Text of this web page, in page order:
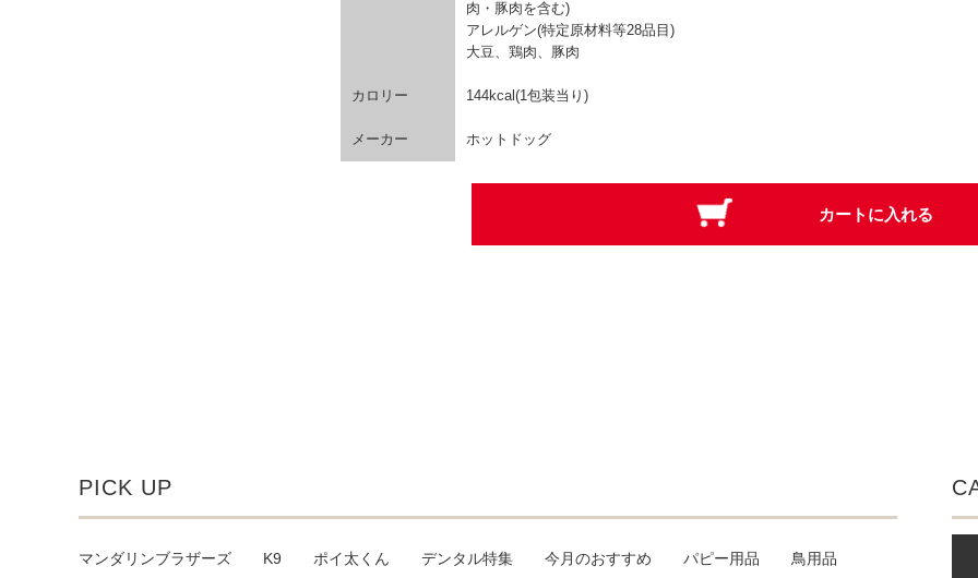
肉・豚肉を含む)
アレルゲン(特定原材料等28品目)
大豆、鶏肉、豚肉
カロリー 144kcal(1包装当り)
メーカー ホットドッグ
PICK UP
マンダリンブラザーズ K9 ポイ太くん デンタル特集 今月のおすすめ パピー用品
鳥用品